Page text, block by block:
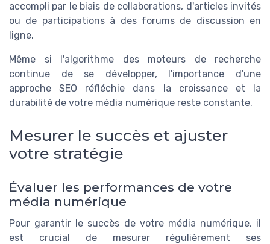
accompli par le biais de collaborations, d'articles invités
ou de participations à des forums de discussion en
ligne.
Même si l'algorithme des moteurs de recherche
continue de se développer, l'importance d'une
approche SEO réfléchie dans la croissance et la
durabilité de votre média numérique reste constante.
Mesurer le succès et ajuster
votre stratégie
Évaluer les performances de votre
média numérique
Pour garantir le succès de votre média numérique, il
est crucial de mesurer régulièrement ses